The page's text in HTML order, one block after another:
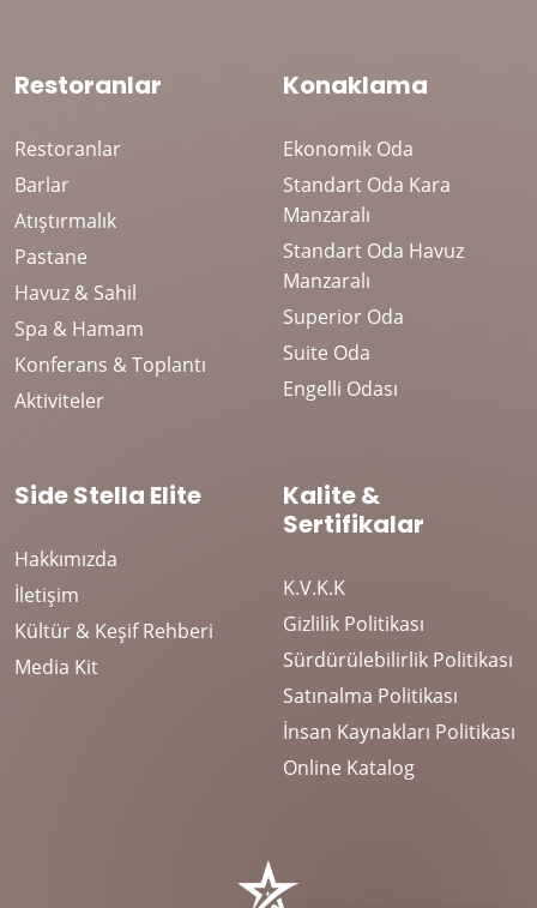
Restoranlar
Restoranlar
Barlar
Atıştırmalık
Pastane
Havuz & Sahil
Spa & Hamam
Konferans & Toplantı
Aktiviteler
Konaklama
Ekonomik Oda
Standart Oda Kara
Manzaralı
Standart Oda Havuz
Manzaralı
Superior Oda
Suite Oda
Engelli Odası
Side Stella Elite
Hakkımızda
İletişim
Kültür & Keşif Rehberi
Media Kit
Kalite &
Sertifikalar
K.V.K.K
Gizlilik Politikası
Sürdürülebilirlik Politikası
Satınalma Politikası
İnsan Kaynakları Politikası
Online Katalog